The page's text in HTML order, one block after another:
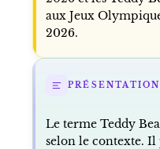
aux Jeux
2026.
PRÉSENTATION
Le terme Teddy
selon le contexte. Il